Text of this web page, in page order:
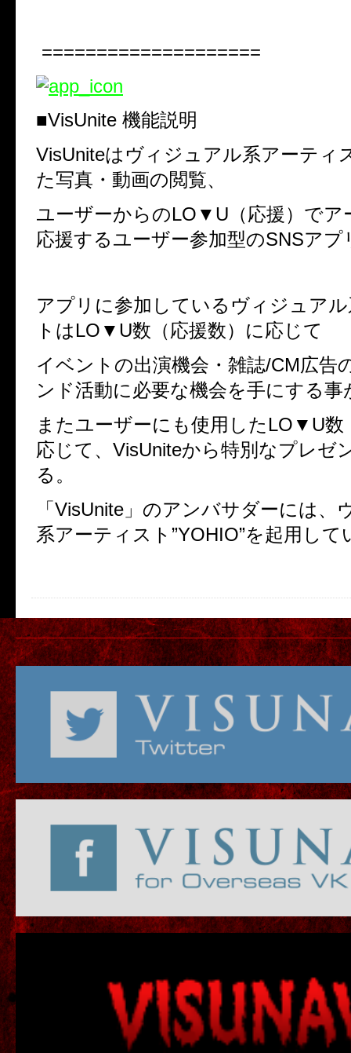
====================
■VisUnite 機能説明
VisUniteはヴィジュアル系アーティ
た写真・動画の閲覧、
ユーザーからのLO▼U（応援）でア
応援するユーザー参加型のSNSアプ
アプリに参加しているヴィジュア
トはLO▼U数（応援数）に応じて
イベントの出演機会・雑誌/CM広告
ンド活動に必要な機会を手にする事
またユーザーにも使用したLO▼U数
応じて、VisUniteから特別なプレゼ
る。
「VisUnite」のアンバサダーには、
系アーティスト”YOHIO”を起用して